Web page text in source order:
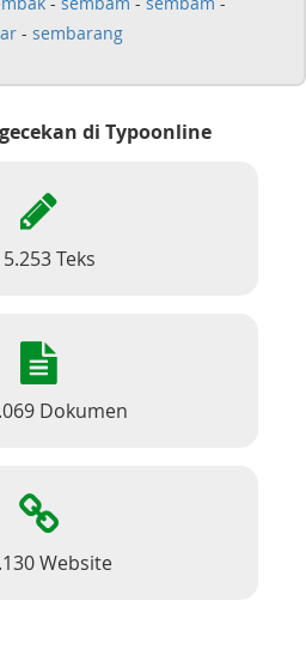
- sembarang
di Typoonline
Teks
Dokumen
Website